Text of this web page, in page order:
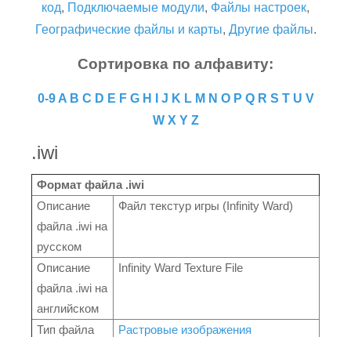
код, Подключаемые модули, Файлы настроек,
Географические файлы и карты, Другие файлы.
Сортировка по алфавиту:
0-9 A B C D E F G H J K L M N O P Q R S T U V
W X Y Z
.iwi
Формат файла .iwi
Описание
файла .iwi на
русском
Файл текстур игры (Infinity Ward)
Описание
файла .iwi на
английском
Infinity Ward Texture File
Тип файла
Растровые изображения